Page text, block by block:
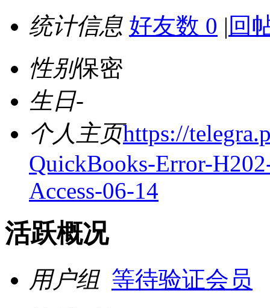
统计信息 好友数 0 | 回
性别保密
生日-
个人主页https://
QuickBooks-Error-
Access-06-14
活跃概况
用户组 等待验证会员